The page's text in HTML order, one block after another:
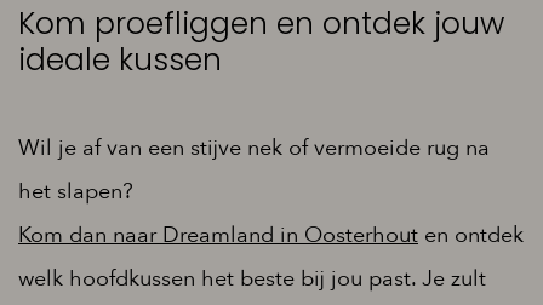
Kom proefliggen en ontdek jouw
ideale kussen
Wil je af van een stijve nek of vermoeide rug na
het slapen?
Kom dan naar Dreamland in Oosterhout en ontdek
welk hoofdkussen het beste bij jou past. Je zult